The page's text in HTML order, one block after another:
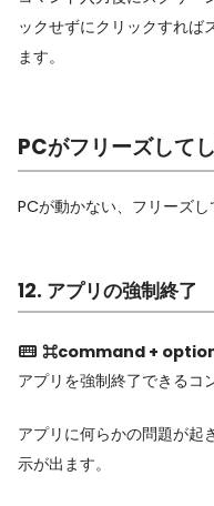
ックせずにクリックすれば
ます。
PCがフリーズして
PCが動かない、フリーズし
12. アプリの強制終了
⌘command +
アプリを強制終了できるコ
アプリに何らかの問題が起
示が出ます。